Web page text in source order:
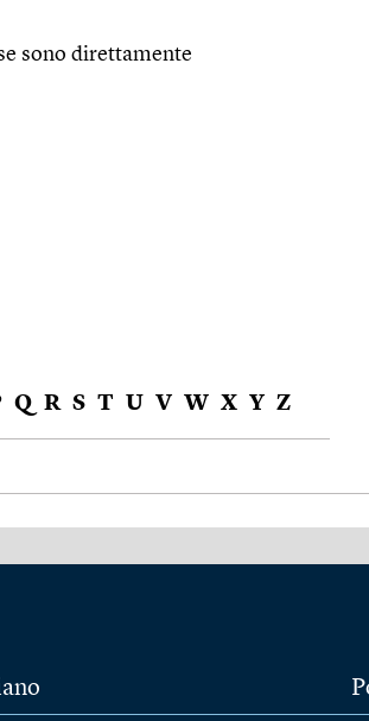
sono direttamente
Q R S T U V W X Y Z